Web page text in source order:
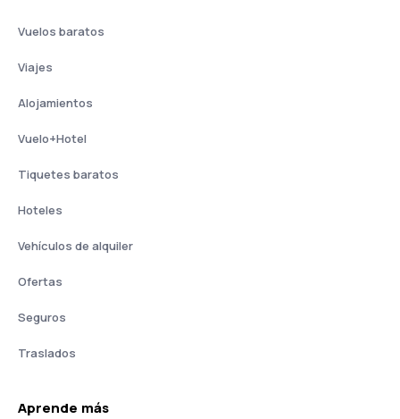
Vuelos baratos
Viajes
Alojamientos
Vuelo+Hotel
Tiquetes baratos
Hoteles
Vehículos de alquiler
Ofertas
Seguros
Traslados
Aprende más